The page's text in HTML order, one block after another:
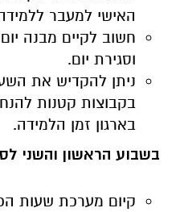
האישי למעבר
חשוב לקיים מבנה
וסגירת יום.
ניתן להקדיש את
בקבוצות קטנות
בארגון זמן הלמידה.
בשבוע הראשון והשני
קיום מערכת שעות